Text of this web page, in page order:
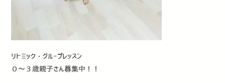
リトミック・グループレッスン
０〜３歳親子さん募集中！！